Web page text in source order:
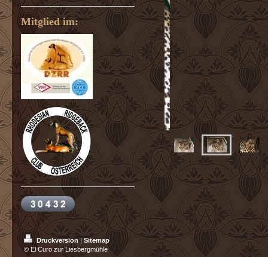
Mitglied im:
Druckversion| Sitemap
© El Curo zur Liesbergmühle